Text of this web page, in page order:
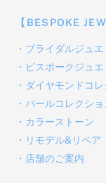
【BESPOKE
・ ブライダルジュエ
・ ビスポークジュエ
・ ダイヤモンドコ
・ パールコレクショ
・ カラーストーン
・ リモデル&リペア
・ 店舗のご案内